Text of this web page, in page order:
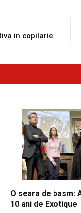
in copilarie
O seara de basm:
10 ani de Exotique